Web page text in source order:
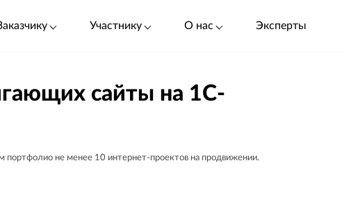
Участнику О нас Эксперты
сайты на 1С-
портфолио не менее 10 интернет-проектов на продвижении.